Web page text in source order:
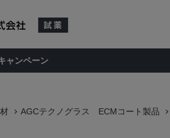
ャンペーン
AGCテクノグラス ECMコート製品